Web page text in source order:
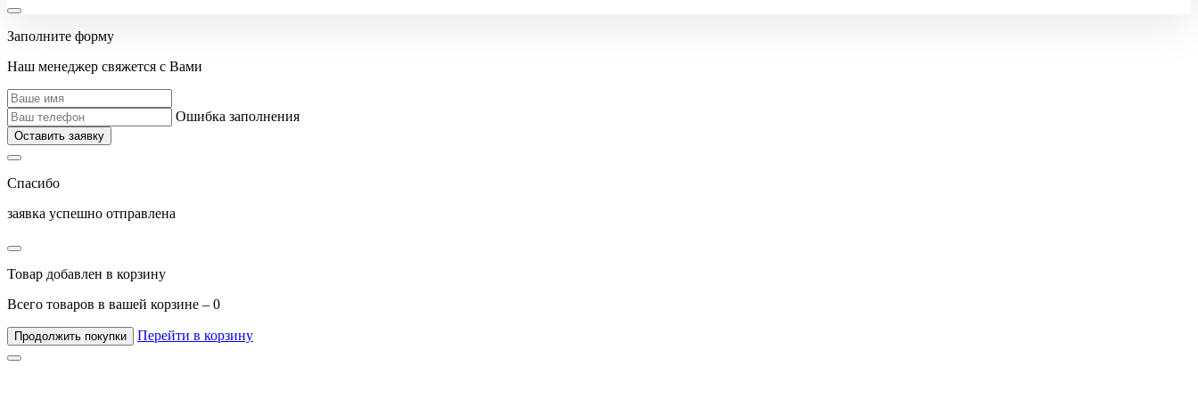
Заполните форму
Наш менеджер свяжется с Вами
Ошибка заполнения
Оставить заявку
Спасибо
заявка успешно отправлена
Товар добавлен в корзину
Всего товаров в вашей корзине – 0
Продолжить покупки Перейти в корзину